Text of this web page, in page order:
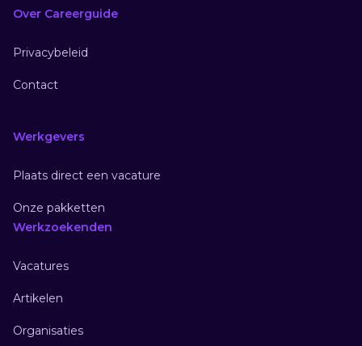
Over Careerguide
Privacybeleid
Contact
Werkgevers
Plaats direct een vacature
Onze pakketten
Werkzoekenden
Vacatures
Artikelen
Organisaties